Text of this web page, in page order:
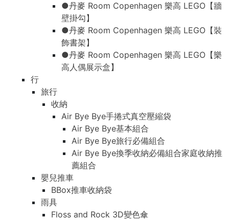
●丹麥 Room Copenhagen 樂高 LEGO【牆
壁掛勾】
●丹麥 Room Copenhagen 樂高 LEGO【裝
飾書架】
●丹麥 Room Copenhagen 樂高 LEGO【樂
高人偶展示盒】
行
旅行
收納
Air Bye Bye手捲式真空壓縮袋
Air Bye Bye基本組合
Air Bye Bye旅行必備組合
Air Bye Bye換季收納必備組合家庭收納推
薦組合
嬰兒推車
BBox推車收納袋
雨具
Floss and Rock 3D變色傘